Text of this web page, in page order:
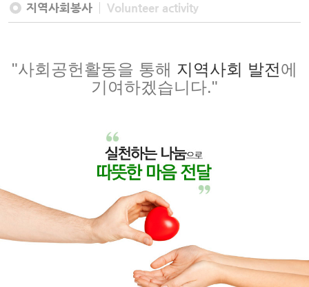
지역사회봉사 Volunteer activity
"사회공헌활동을 통해 지역사회 발전에
기여하겠습니다."